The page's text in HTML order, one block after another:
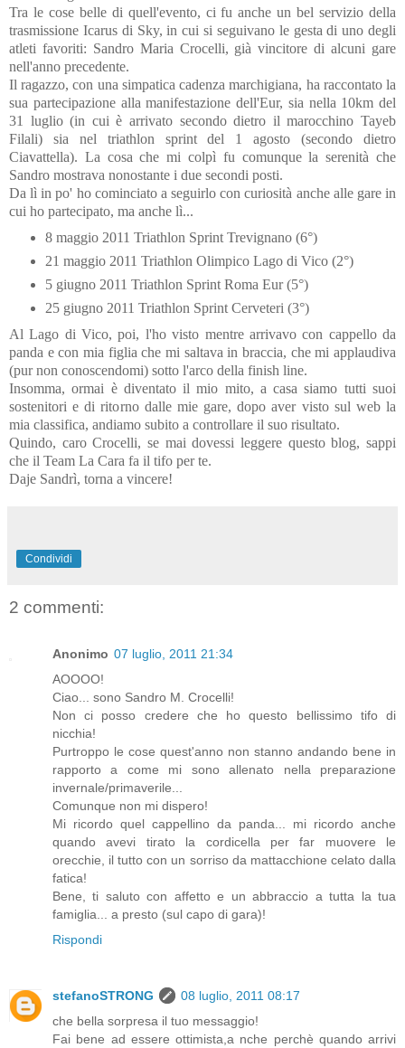
Tra le cose belle di quell'evento, ci fu anche un bel servizio della
trasmissione Icarus di Sky, in cui si seguivano le gesta di uno degli
atleti favoriti: Sandro Maria Crocelli, già vincitore di alcuni gare
nell'anno precedente.
Il ragazzo, con una simpatica cadenza marchigiana, ha raccontato la
sua partecipazione alla manifestazione dell'Eur, sia nella 10km del
31 luglio (in cui è arrivato secondo dietro il marocchino Tayeb
Filali) sia nel triathlon sprint del 1 agosto (secondo dietro
Ciavattella). La cosa che mi colpì fu comunque la serenità che
Sandro mostrava nonostante i due secondi posti.
Da lì in po' ho cominciato a seguirlo con curiosità anche alle gare in
cui ho partecipato, ma anche lì...
8 maggio 2011 Triathlon Sprint Trevignano (6°)
21 maggio 2011 Triathlon Olimpico Lago di Vico (2°)
5 giugno 2011 Triathlon Sprint Roma Eur (5°)
25 giugno 2011 Triathlon Sprint Cerveteri (3°)
Al Lago di Vico, poi, l'ho visto mentre arrivavo con cappello da
panda e con mia figlia che mi saltava in braccia, che mi applaudiva
(pur non conoscendomi) sotto l'arco della finish line.
Insomma, ormai è diventato il mio mito, a casa siamo tutti suoi
sostenitori e di ritorno dalle mie gare, dopo aver visto sul web la
mia classifica, andiamo subito a controllare il suo risultato.
Quindo, caro Crocelli, se mai dovessi leggere questo blog, sappi
che il Team La Cara fa il tifo per te.
Daje Sandrì, torna a vincere!
Condividi
2 commenti:
Anonimo 07 luglio, 2011 21:34
AOOOO!
Ciao... sono Sandro M. Crocelli!
Non ci posso credere che ho questo bellissimo tifo di
nicchia!
Purtroppo le cose quest'anno non stanno andando bene in
rapporto a come mi sono allenato nella preparazione
invernale/primaverile...
Comunque non mi dispero!
Mi ricordo quel cappellino da panda... mi ricordo anche
quando avevi tirato la cordicella per far muovere le
orecchie, il tutto con un sorriso da mattacchione celato dalla
fatica!
Bene, ti saluto con affetto e un abbraccio a tutta la tua
famiglia... a presto (sul capo di gara)!
Rispondi
stefanoSTRONG
08 luglio, 2011 08:17
che bella sorpresa il tuo messaggio!
Fai bene ad essere ottimista,a nche perchè quando arrivi